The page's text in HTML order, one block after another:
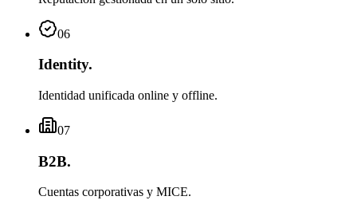
06
Identity.
Identidad unificada online y offline.
07
B2B.
Cuentas corporativas y MICE.